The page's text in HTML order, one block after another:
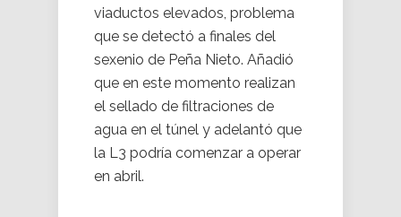
viaductos elevados, problema
que se detectó a finales del
sexenio de Peña Nieto. Añadió
que en este momento realizan
el sellado de filtraciones de
agua en el túnel y adelantó que
la L3 podría comenzar a operar
en abril.